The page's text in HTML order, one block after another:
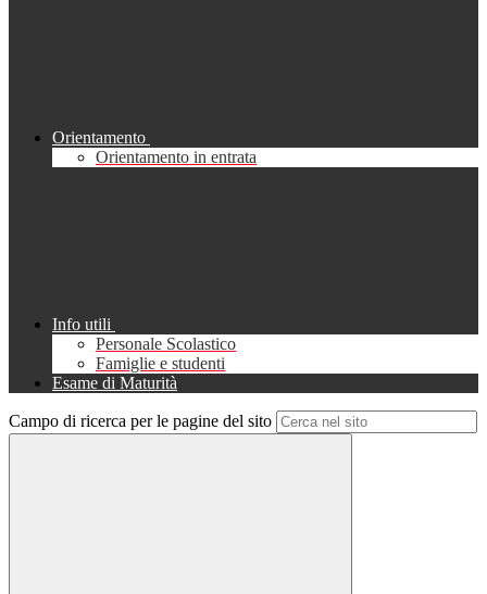
Orientamento
Orientamento in entrata
Info utili
Personale Scolastico
Famiglie e studenti
Esame di Maturità
Campo di ricerca per le pagine del sito